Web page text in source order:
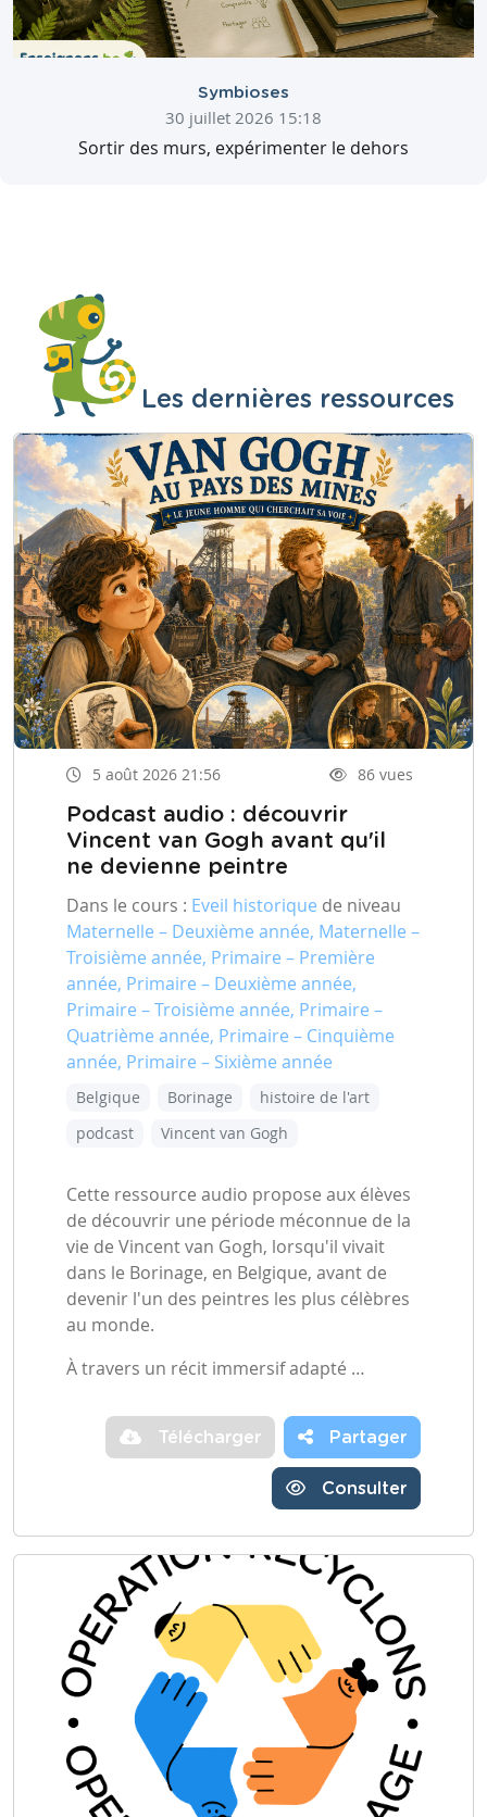
Symbioses
30 juillet 2026 15:18
Sortir des murs, expérimenter le dehors
Les dernières ressources
5 août 2026 21:56 86 vues
Podcast audio : découvrir
Vincent van Gogh avant qu'il
ne devienne peintre
Dans le cours : Eveil historique de niveau
Maternelle – Deuxième année, Maternelle –
Troisième année, Primaire – Première
année, Primaire – Deuxième année,
Primaire – Troisième année, Primaire –
Quatrième année, Primaire – Cinquième
année, Primaire – Sixième année
Belgique Borinage
histoire de l'art
podcast
Vincent van Gogh
Cette ressource audio propose aux élèves
de découvrir une période méconnue de la
vie de Vincent van Gogh, lorsqu'il vivait
dans le Borinage, en Belgique, avant de
devenir l'un des peintres les plus célèbres
au monde.
À travers un récit immersif adapté …
Télécharger Partager
Consulter